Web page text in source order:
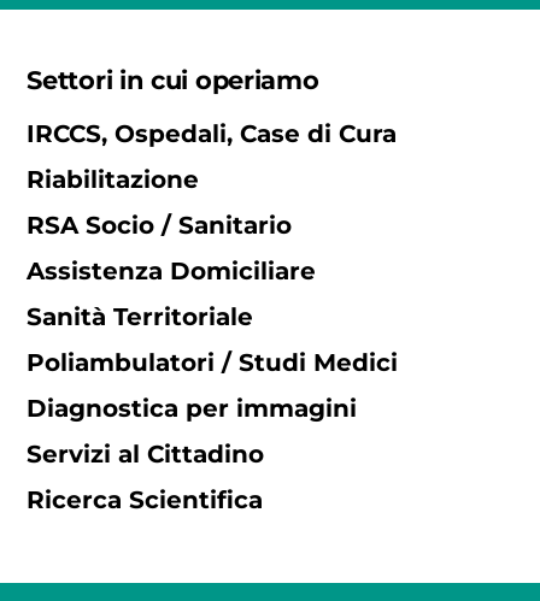
Settori in cui operiamo
IRCCS, Ospedali, Case di Cura
Riabilitazione
RSA Socio / Sanitario
Assistenza Domiciliare
Sanità Territoriale
Poliambulatori / Studi Medici
Diagnostica per immagini
Servizi al Cittadino
Ricerca Scientifica